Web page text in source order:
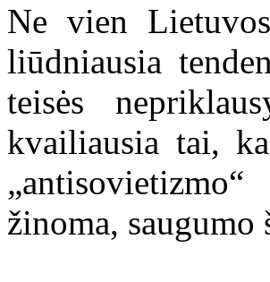
Ne vien
liūdniausia
teisės
kvailiausia tai,
žinoma, saugumo